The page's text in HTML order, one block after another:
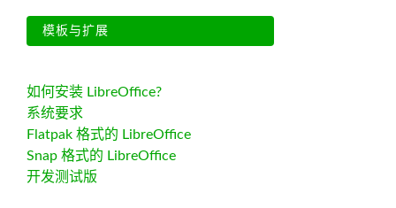
模板与扩展
如何安装 LibreOffice?
系统要求
Flatpak 格式的 LibreOffice
Snap 格式的 LibreOffice
开发测试版